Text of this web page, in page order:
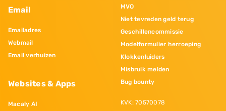
Email
Emailadres
Webmail
Email verhuizen
Websites & Apps
Macaly AI
MVO
Niet tevreden geld terug
Geschillencommissie
Modelformulier herroeping
Klokkenluiders
Misbruik melden
Bug bounty
KVK: 70570078